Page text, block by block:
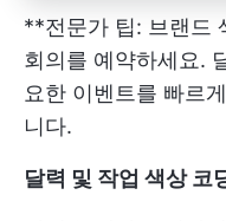
**전문가 팁: 브랜드
회의를 예약하세요.
요한 이벤트를 빠르
니다.
달력 및 작업 색상 코